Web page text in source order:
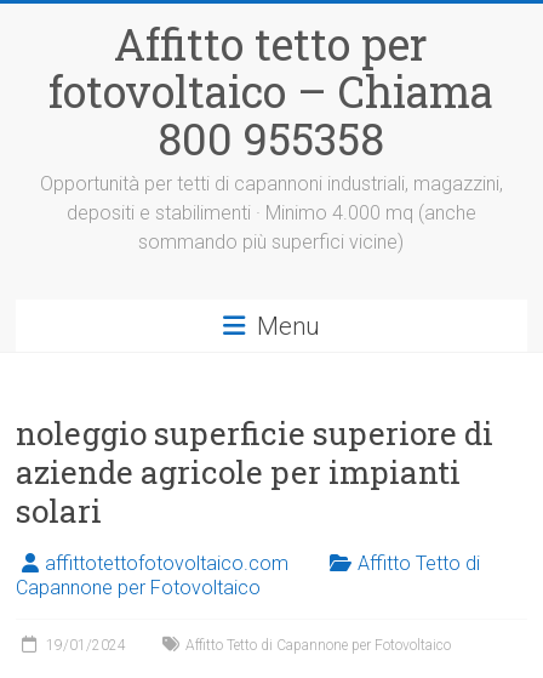
Affitto tetto per
fotovoltaico – Chiama
800 955358
Opportunità per tetti di capannoni industriali, magazzini,
depositi e stabilimenti · Minimo 4.000 mq (anche
sommando più superfici vicine)
Menu
noleggio superficie superiore di
aziende agricole per impianti
solari
affittotettofotovoltaico.com
Affitto Tetto di
Capannone per Fotovoltaico
19/01/2024 Affitto Tetto di Capannone per Fotovoltaico